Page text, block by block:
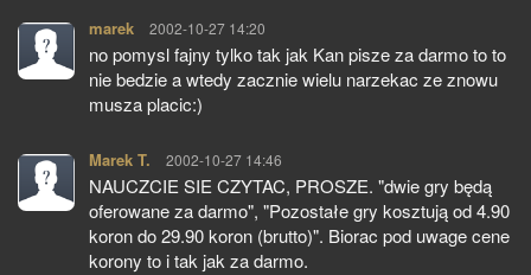
marek pisze:
2002-10-27 14:20
no pomysl fajny tylko tak jak Kan pisze za darmo to to
nie bedzie a wtedy zacznie wielu narzekac ze znowu
musza placic:)
Marek T. pisze:
2002-10-27 14:46
NAUCZCIE SIE CZYTAC, PROSZE. "dwie gry będą
oferowane za darmo", "Pozostałe gry kosztują od 4.90
koron do 29.90 koron (brutto)". Biorac pod uwage cene
korony to i tak jak za darmo.